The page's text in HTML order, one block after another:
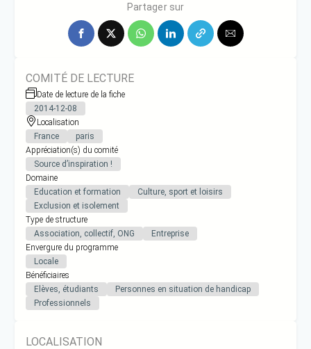
Partager sur
COMITÉ DE LECTURE
Date de lecture de la fiche
2014-12-08
Localisation
France
paris
Appréciation(s) du comité
Source d’inspiration !
Domaine
Education et formation
Culture, sport et loisirs
Exclusion et isolement
Type de structure
Association, collectif, ONG
Entreprise
Envergure du programme
Locale
Bénéficiaires
Elèves, étudiants
Personnes en situation de handicap
Professionnels
LOCALISATION